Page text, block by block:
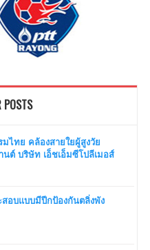
POSTS
ไทย คล้องสายใยผู้สูงวัย
นต์ บริษัท เอ็ชเอ็มซีโปลีเมอส์
สอบแบบมีปีกป้องกันตลิ่งพัง